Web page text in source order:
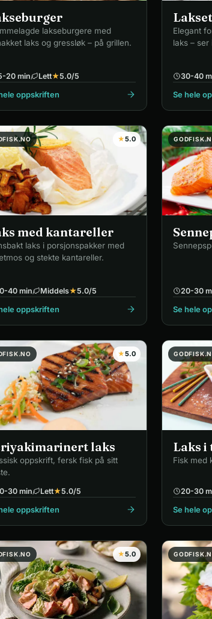
lakseburgere med
laks og gressløk – på grillen.
20 min Lett★5.0/5
oppskriften
Elegant
laks –
30-40
Se hele
★5.0
med kantareller
laks i porsjonspakker med
og stekte kantareller.
40 min Middels★5.0/5
oppskriften
20-30
Se hele
★5.0
laks
oppskrift, fersk fisk på sitt
30 min Lett★5.0/5
oppskriften
Laks i
Fisk med
20-30
Se hele
★5.0